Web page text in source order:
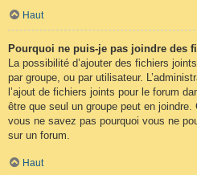
Haut
Pourquoi ne puis-je pas joindre des
La possibilité d’ajouter des fichiers
par groupe, ou par utilisateur.
l’ajout de fichiers joints pour le forum
être que seul un groupe peut en joindre.
vous ne savez pas pourquoi vous ne
sur un forum.
Haut